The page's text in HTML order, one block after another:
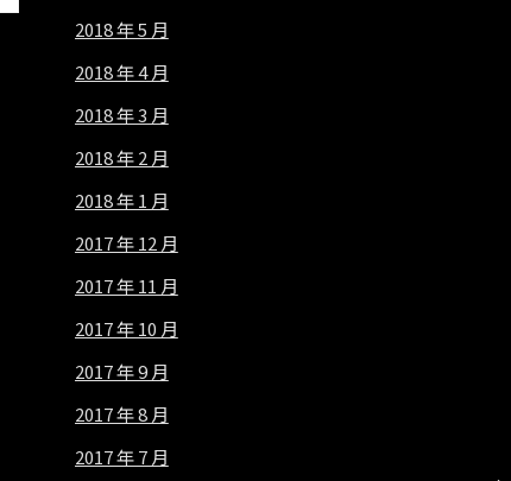
2018 年 5 月
2018 年 4 月
2018 年 3 月
2018 年 2 月
2018 年 1 月
2017 年 12 月
2017 年 11 月
2017 年 10 月
2017 年 9 月
2017 年 8 月
2017 年 7 月